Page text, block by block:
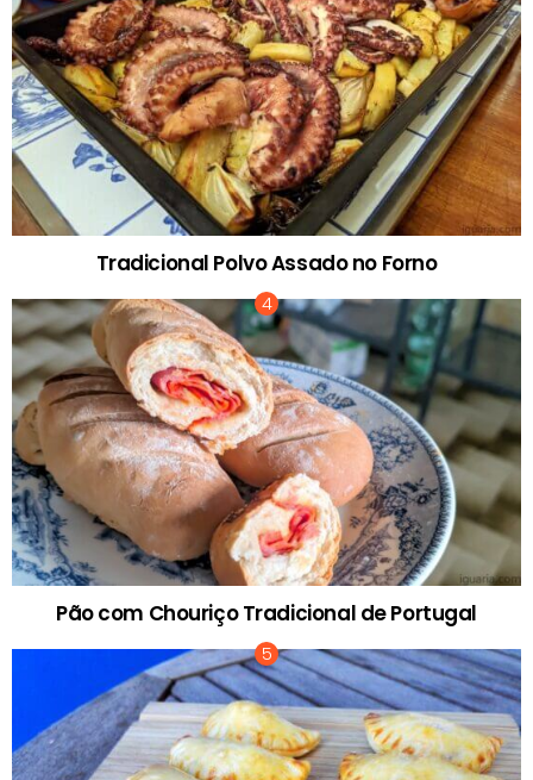
Tradicional Polvo Assado no Forno
Pão com Chouriço Tradicional de Portugal